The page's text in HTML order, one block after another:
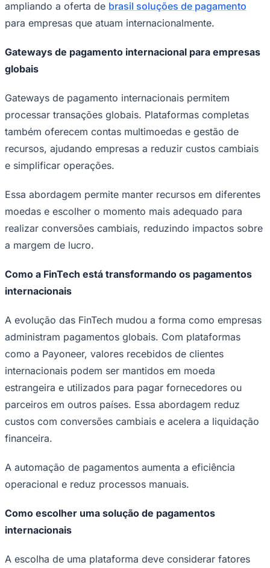
São Paulo
Santos
ampliando a oferta de brasil soluções de pagamento
para empresas que atuam internacionalmente.
Gateways de pagamento internacional para empresas
globais
Gateways de pagamento internacionais permitem
processar transações globais. Plataformas completas
também oferecem contas multimoedas e gestão de
recursos, ajudando empresas a reduzir custos cambiais
e simplificar operações.
Essa abordagem permite manter recursos em diferentes
moedas e escolher o momento mais adequado para
realizar conversões cambiais, reduzindo impactos sobre
a margem de lucro.
Como a FinTech está transformando os pagamentos
internacionais
A evolução das FinTech mudou a forma como empresas
administram pagamentos globais. Com plataformas
como a Payoneer, valores recebidos de clientes
internacionais podem ser mantidos em moeda
estrangeira e utilizados para pagar fornecedores ou
parceiros em outros países. Essa abordagem reduz
custos com conversões cambiais e acelera a liquidação
financeira.
A automação de pagamentos aumenta a eficiência
operacional e reduz processos manuais.
Como escolher uma solução de pagamentos
internacionais
A escolha de uma plataforma deve considerar fatores